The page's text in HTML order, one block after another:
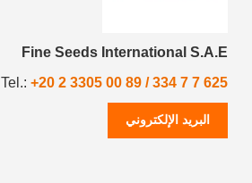
Fine Seeds International S.A.E
Tel.: +20 2 3305 00 89 / 334 7 7 625
البريد الإلكتروني